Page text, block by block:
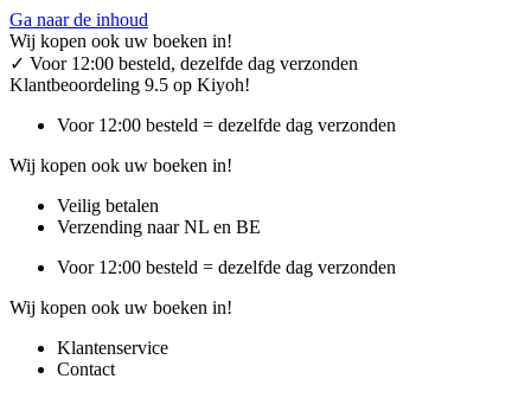
Ga naar de inhoud
Wij kopen ook uw boeken in!
✓ Voor 12:00 besteld, dezelfde dag verzonden
Klantbeoordeling 9.5 op Kiyoh!
Voor 12:00 besteld = dezelfde dag verzonden
Wij kopen ook uw boeken in!
Veilig betalen
Verzending naar NL en BE
Voor 12:00 besteld = dezelfde dag verzonden
Wij kopen ook uw boeken in!
Klantenservice
Contact